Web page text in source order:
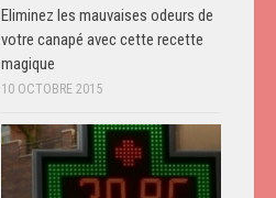
Eliminez les mauvaises odeurs de
votre canapé avec cette recette
magique
10 OCTOBRE 2015